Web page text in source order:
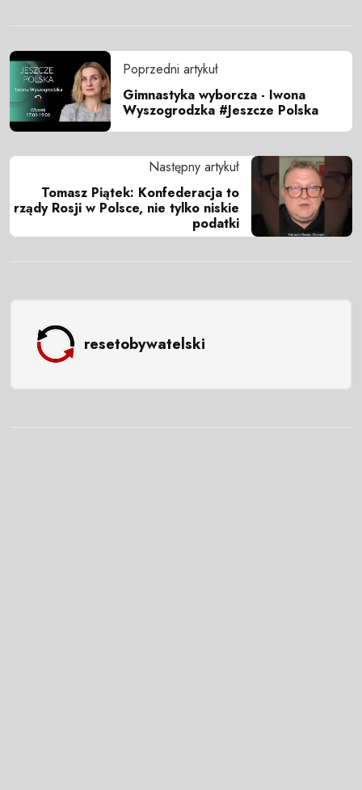
Poprzedni artykuł
Gimnastyka wyborcza - Iwona
Wyszogrodzka #Jeszcze Polska
Następny artykuł
Tomasz Piątek: Konfederacja to
rządy Rosji w Polsce, nie tylko niskie
podatki
resetobywatelski